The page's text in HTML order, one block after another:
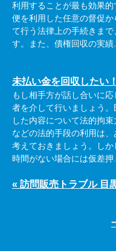
利用することが最も効果的
便を利用した任意の督促
て行う法律上の手続きま
す。また、債権回収の実績...
未払い金を回収したい
もし相手方が話し合いに応
者を介して行いましょう
した内容について法的拘
などの法的手段の利用は
考えておきましょう。しか
時間がない場合には仮差押...
« 訪問販売トラブル 目